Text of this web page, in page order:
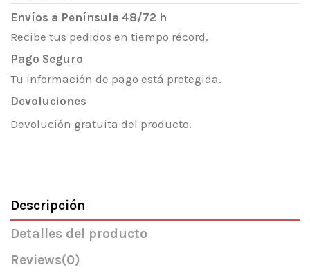
Envíos a Península 48/72 h
Recibe tus pedidos en tiempo récord.
Pago Seguro
Tu información de pago está protegida.
Devoluciones
Devolución gratuita del producto.
Descripción
Detalles del producto
Reviews(0)